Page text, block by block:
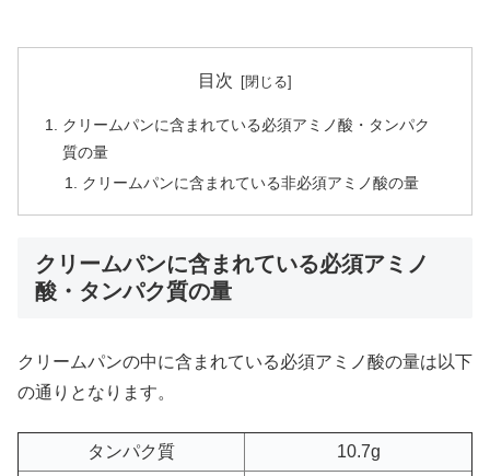
目次
クリームパンに含まれている必須アミノ酸・タンパク
質の量
クリームパンに含まれている非必須アミノ酸の量
クリームパンに含まれている必須アミノ
酸・タンパク質の量
クリームパンの中に含まれている必須アミノ酸の量は以下
の通りとなります。
タンパク質 10.7g